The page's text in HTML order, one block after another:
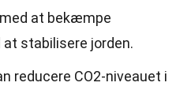
at bekæmpe
stabilisere jorden.
reducere CO2-niveauet i